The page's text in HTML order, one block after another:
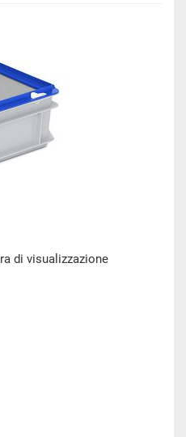
di visualizzazione